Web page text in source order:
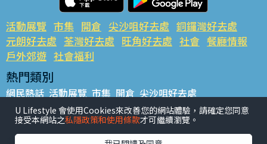
活動展覽 市集 開倉 尖沙咀好去處 銅鑼灣好去處
元朗好去處 荃灣好去處 旺角好去處 社會 餐廳情報
戶外郊遊 社會福利
熱門類別
網民熱話 活動展覽 市集 開倉 尖沙咀好去處
銅鑼灣好去處 元朗好去處 荃灣好去處 旺角好去處 社會
餐廳情報 戶外郊遊
U Lifestyle 會使用Cookies來改善您的網站體驗，請確定您同意
接受本網站之私隱政策和使用條款才可繼續瀏覽。